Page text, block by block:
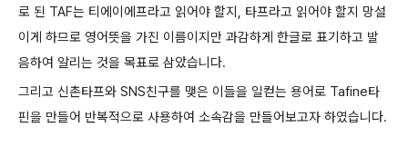
로 된 TAF는 티에이에프라고 읽어야 할지, 타프라고 읽어야 할지 망설
이게 하므로 영어뜻을 가진 이름이지만 과감하게 한글로 표기하고 발
음하여 알리는 것을 목표로 삼았습니다.
그리고 신촌타프와 SNS친구를 맺은 이들을 일컫는 용어로 Tafine타
핀을 만들어 반복적으로 사용하여 소속감을 만들어보고자 하였습니다.